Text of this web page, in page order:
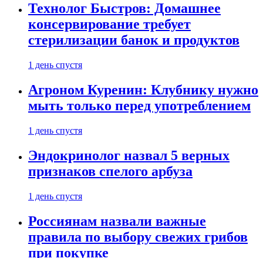
Технолог Быстров: Домашнее
консервирование требует
стерилизации банок и продуктов
1 день спустя
Агроном Куренин: Клубнику нужно
мыть только перед употреблением
1 день спустя
Эндокринолог назвал 5 верных
признаков спелого арбуза
1 день спустя
Россиянам назвали важные
правила по выбору свежих грибов
при покупке